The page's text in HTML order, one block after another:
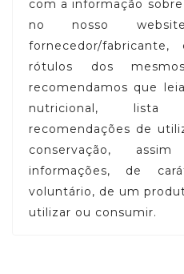
com a informação
no nosso
fornecedor/
rótulos dos
recomendamos que
nutricional, lista
recomendações de
conservação,
informações, de
voluntário, de um
utilizar ou consumir.